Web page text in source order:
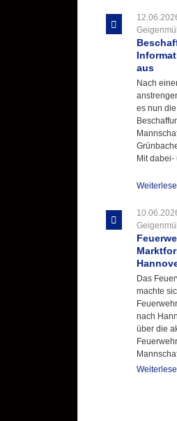
aus
Nach
es nun
Mit dabei-
Das
machte
nach
über die